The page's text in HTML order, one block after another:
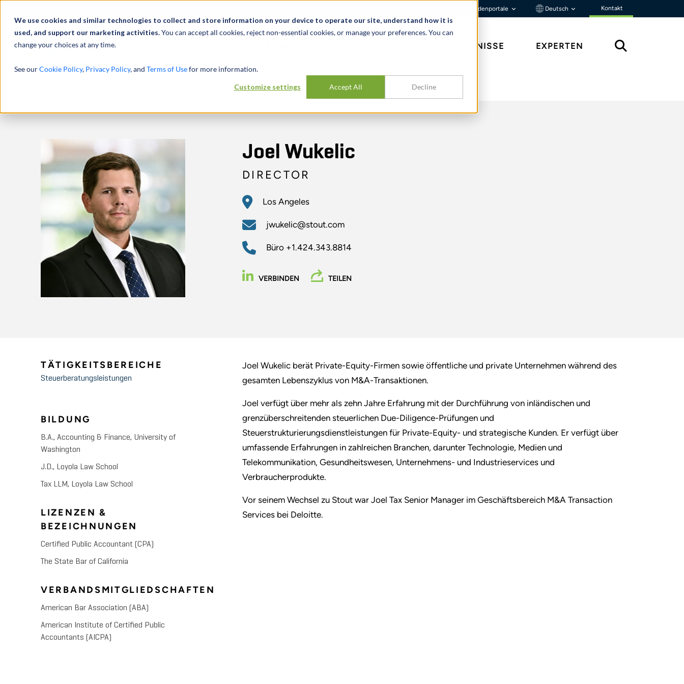
We use cookies and similar technologies to collect and store information on your device to operate our site, understand how it is
used, and support our marketing activities.You can accept all cookies, reject non-essential cookies, or manage your preferences. You can
change your choices at any time.
See ourCookie Policy, Privacy Policy, and Terms of Usefor more information.
Customize settings Accept All Decline
Kundenportale Deutsch Kontakt
ERKENNTNISSE EXPERTEN
Joel Wukelic
DIRECTOR
Los Angeles
jwukelic@stout.com
Büro +1.424.343.8814
VERBINDEN TEILEN
Joel Wukelic berät Private-Equity-Firmen sowie öffentliche und private Unternehmen während des
gesamten Lebenszyklus von M&A-Transaktionen.
Joel verfügt über mehr als zehn Jahre Erfahrung mit der Durchführung von inländischen und
grenzüberschreitenden steuerlichen Due-Diligence-Prüfungen und
Steuerstrukturierungsdienstleistungen für Private-Equity- und strategische Kunden. Er verfügt über
umfassende Erfahrungen in zahlreichen Branchen, darunter Technologie, Medien und
Telekommunikation, Gesundheitswesen, Unternehmens- und Industrieservices und
Verbraucherprodukte.
Vor seinem Wechsel zu Stout war Joel Tax Senior Manager im Geschäftsbereich M&A Transaction
Services bei Deloitte.
TÄTIGKEITSBEREICHE
Steuerberatungsleistungen
BILDUNG
B.A., Accounting & Finance, University of
Washington
J.D., Loyola Law School
Tax LLM, Loyola Law School
LIZENZEN &
BEZEICHNUNGEN
Certified Public Accountant (CPA)
The State Bar of California
VERBANDSMITGLIEDSCHAFTEN
American Bar Association (ABA)
American Institute of Certified Public
Accountants (AICPA)